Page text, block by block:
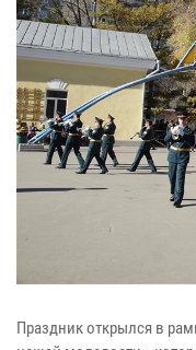
Праздник открылся в